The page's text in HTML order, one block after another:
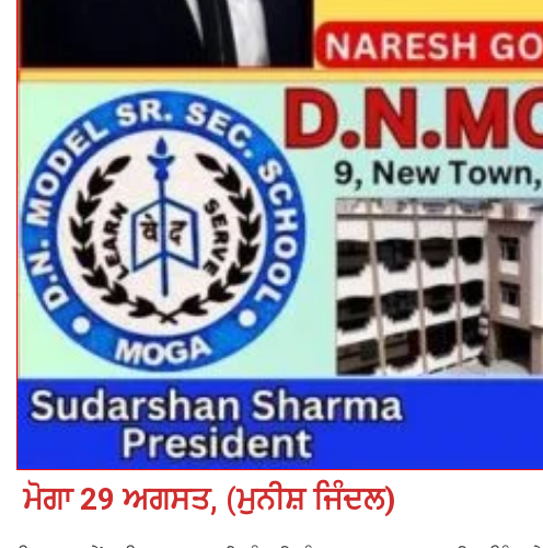
ਮੋਗਾ 29 ਅਗਸਤ, (ਮੁਨੀਸ਼ ਜਿੰਦਲ)